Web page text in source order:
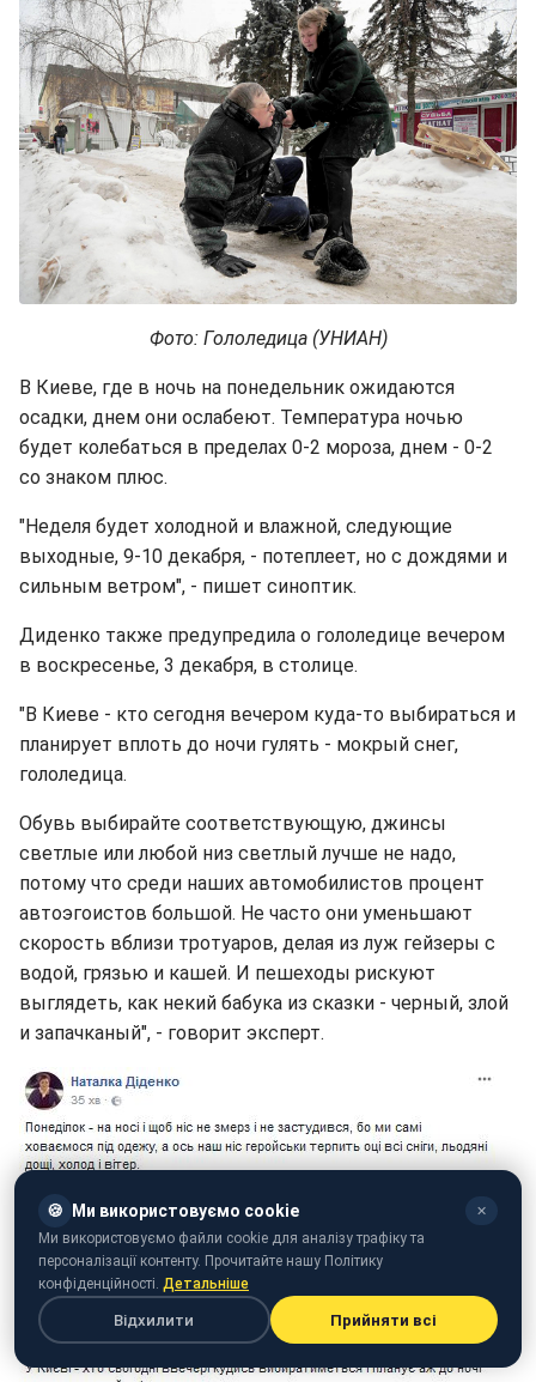
Фото: Гололедица (УНИАН)
В Киеве, где в ночь на понедельник ожидаются
осадки, днем они ослабеют. Температура ночью
будет колебаться в пределах 0-2 мороза, днем - 0-2
со знаком плюс.
"Неделя будет холодной и влажной, следующие
выходные, 9-10 декабря, - потеплеет, но с дождями и
сильным ветром", - пишет синоптик.
Диденко также предупредила о гололедице вечером
в воскресенье, 3 декабря, в столице.
"В Киеве - кто сегодня вечером куда-то выбираться и
планирует вплоть до ночи гулять - мокрый снег,
гололедица.
Обувь выбирайте соответствующую, джинсы
светлые или любой низ светлый лучше не надо,
потому что среди наших автомобилистов процент
автоэгоистов большой. Не часто они уменьшают
скорость вблизи тротуаров, делая из луж гейзеры с
водой, грязью и кашей. И пешеходы рискуют
выглядеть, как некий бабука из сказки - черный, злой
и запачканый", - говорит эксперт.
🍪 Ми використовуємо cookie ✕
Ми використовуємо файли cookie для аналізу трафіку та
персоналізації контенту. Прочитайте нашу Політику
конфіденційності. Детальніше
Відхилити Прийняти всі